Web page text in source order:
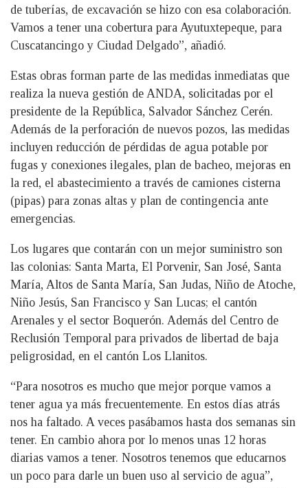
de tuberías, de excavación se hizo con esa colaboración.
Vamos a tener una cobertura para Ayutuxtepeque, para
Cuscatancingo y Ciudad Delgado”, añadió.
Estas obras forman parte de las medidas inmediatas que
realiza la nueva gestión de ANDA, solicitadas por el
presidente de la República, Salvador Sánchez Cerén.
Además de la perforación de nuevos pozos, las medidas
incluyen reducción de pérdidas de agua potable por
fugas y conexiones ilegales, plan de bacheo, mejoras en
la red, el abastecimiento a través de camiones cisterna
(pipas) para zonas altas y plan de contingencia ante
emergencias.
Los lugares que contarán con un mejor suministro son
las colonias: Santa Marta, El Porvenir, San José, Santa
María, Altos de Santa María, San Judas, Niño de Atoche,
Niño Jesús, San Francisco y San Lucas; el cantón
Arenales y el sector Boquerón. Además del Centro de
Reclusión Temporal para privados de libertad de baja
peligrosidad, en el cantón Los Llanitos.
“Para nosotros es mucho que mejor porque vamos a
tener agua ya más frecuentemente. En estos días atrás
nos ha faltado. A veces pasábamos hasta dos semanas sin
tener. En cambio ahora por lo menos unas 12 horas
diarias vamos a tener. Nosotros tenemos que educarnos
un poco para darle un buen uso al servicio de agua”,